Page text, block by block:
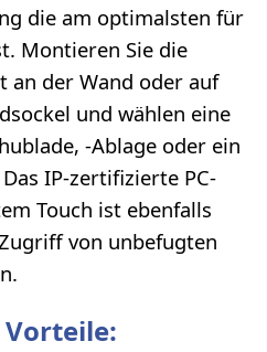
die am optimalsten für
Montieren Sie die
an der Wand oder auf
und wählen eine
-Ablage oder ein
IP-zertifizierte PC-
Touch ist ebenfalls
von unbefugten